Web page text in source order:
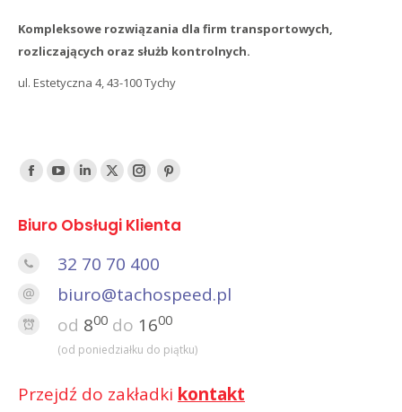
Kompleksowe rozwiązania dla firm transportowych,
rozliczających oraz służb kontrolnych.
ul. Estetyczna 4, 43-100 Tychy
Find us on:
FacebookYouTube
LinkedTwitterInstagramPinterest
Biuro Obsługi Klienta
32 70 70 400
biuro@tachospeed.pl
od 800 do 1600
(od poniedziałku do piątku)
Przejdź do zakładki kontakt